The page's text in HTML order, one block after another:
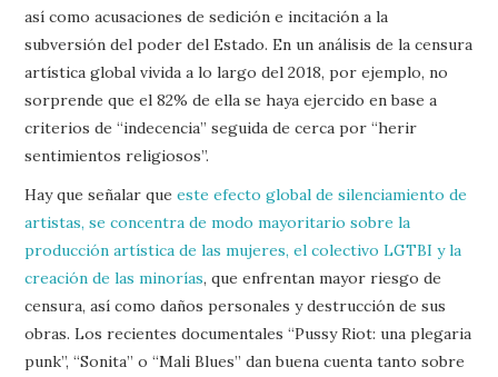
así como acusaciones de sedición e incitación a la
subversión del poder del Estado. En un análisis de la censura
artística global vivida a lo largo del 2018, por ejemplo, no
sorprende que el 82% de ella se haya ejercido en base a
criterios de “indecencia” seguida de cerca por “herir
sentimientos religiosos”.
Hay que señalar queeste efecto global de silenciamiento de
artistas, se concentra de modo mayoritario sobre la
producción artística de las mujeres, el colectivo LGTBI y la
creación de las minorías, que enfrentan mayor riesgo de
censura, así como daños personales y destrucción de sus
obras. Los recientes documentales “Pussy Riot: una plegaria
punk”, “Sonita” o “Mali Blues” dan buena cuenta tanto sobre